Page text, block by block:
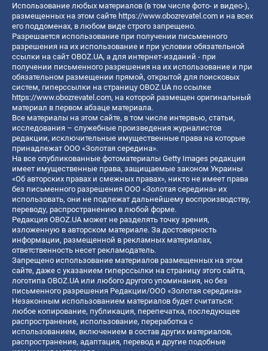
Использование любых материалов (в том числе фото- и видео-),
размещенных на этом сайте https://www.obozrevatel.com и на всех
его поддоменах, в любом виде строго запрещено.
Разрешается использование при получении письменного
разрешения на их использование и при условии обязательной
ссылки на сайт OBOZ.UA, а для интернет-изданий - при
получении письменного разрешения на их использование и при
обязательном размещении прямой, открытой для поисковых
систем, гиперссылки на страницу OBOZ.UA по ссылке
https://www.obozrevatel.com, на которой размещен оригинальный
материал в первом абзаце материала.
Все материалы на этом сайте, в том числе интервью, статьи,
исследования – служебные произведения журналистов
редакции, исключительные имущественные права на которые
принадлежат ООО «Золотая середина».
На все опубликованные фотоматериалы Getty Images редакция
имеет имущественные права, защищаемые законом Украины
«Об авторских правах и смежных правах», никто не имеет права
без письменного разрешения ООО «Золотая середина» их
использовать, они не подлежат дальнейшему воспроизводству,
переводу, распространению в любой форме.
Редакция OBOZ.UA может не разделять точку зрения,
изложенную в авторском материале. За достоверность
информации, размещенной в рекламных материалах,
ответственность несет рекламодатель.
Запрещено использование материалов размещенных на этом
сайте, даже с указанием гиперссылки на страницу этого сайта,
логотипа OBOZ.UA или любого другого упоминания, но без
письменного разрешения Редакции/ООО «Золотая середина»
Незаконным использованием материалов будет считаться:
любое копирование, публикация, перепечатка, последующее
распространение, использование, переработка с
использованием, включением в состав других материалов,
распространение, адаптация, перевод и другие подобные